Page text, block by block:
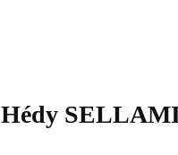
Hédy SELLAMI